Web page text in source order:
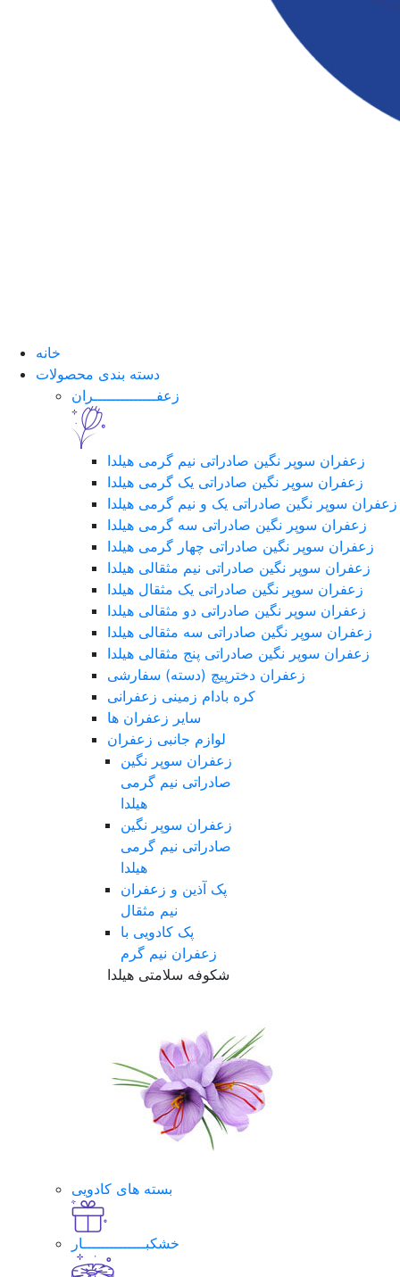
خانه
دسته بندی محصولات
زعفــــــــــــــران
زعفران سوپر نگین صادراتی نیم گرمی هیلدا
زعفران سوپر نگین صادراتی یک گرمی هیلدا
زعفران سوپر نگین صادراتی یک و نیم گرمی هیلدا
زعفران سوپر نگین صادراتی سه گرمی هیلدا
زعفران سوپر نگین صادراتی چهار گرمی هیلدا
زعفران سوپر نگین صادراتی نیم مثقالی هیلدا
زعفران سوپر نگین صادراتی یک مثقال هیلدا
زعفران سوپر نگین صادراتی دو مثقالی هیلدا
زعفران سوپر نگین صادراتی سه مثقالی هیلدا
زعفران سوپر نگین صادراتی پنج مثقالی هیلدا
زعفران دخترپیچ (دسته) سفارشی
کره بادام زمینی زعفرانی
سایر زعفران ها
لوازم جانبی زعفران
زعفران سوپر نگین
صادراتی نیم گرمی
هیلدا
زعفران سوپر نگین
صادراتی نیم گرمی
هیلدا
پک آذین و زعفران
نیم مثقال
پک کادویی با
زعفران نیم گرم
شکوفه سلامتی هیلدا
بسته های کادویی
خشکبــــــــــــــار